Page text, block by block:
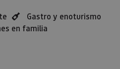
Gastro y enoturismo
en familia